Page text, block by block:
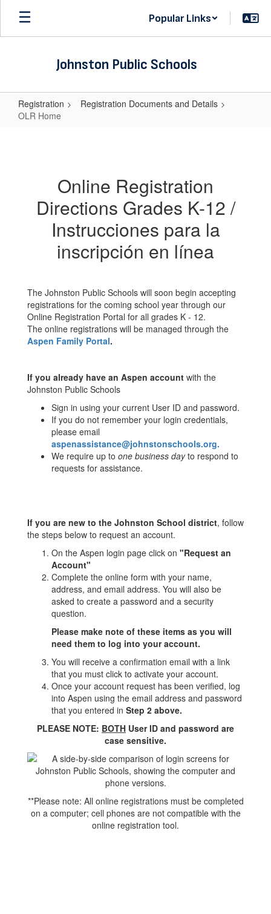
Skip
main
Popular Links
Johnston Public Schools
Registration
Registration Documents and Details
OLR Home
Online Registration
Directions Grades K-12 /
Instrucciones para la
inscripción en línea
The Johnston Public Schools will soon begin accepting
registrations for the coming school year through our
Online Registration Portal for all grades K - 12.
The online registrations will be managed through the
Aspen Family Portal.
If you already have an Aspen account with the
Johnston Public Schools
Sign in using your current User ID and password.
If you do not remember your login credentials,
please email
aspenassistance@johnstonschools.org.
We require up to one business dayto respond to
requests for assistance.
If you are new to the Johnston School district, follow
the steps below to request an account.
On the Aspen login page click on "Request an
Account"
Complete the online form with your name,
address, and email address. You will also be
asked to create a password and a security
question.
Please make note of these items as you will
need them to log into your account.
You will receive a confirmation email with a link
that you must click to activate your account.
Once your account request has been verified, log
into Aspen using the email address and password
that you entered in Step 2 above.
PLEASE NOTE: BOTH User ID and password are
case sensitive.
**Please note: All online registrations must be completed
on a computer; cell phones are not compatible with the
online registration tool.